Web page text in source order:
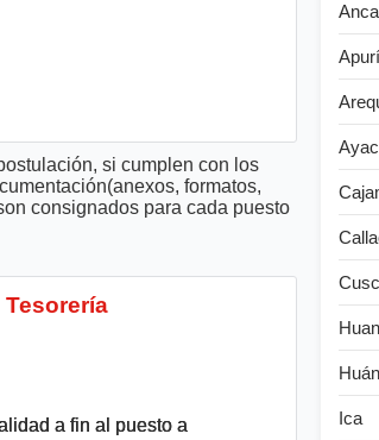
si cumplen con los
formatos,
consignados para cada puesto
Tesorería
a fin al puesto a
Ica